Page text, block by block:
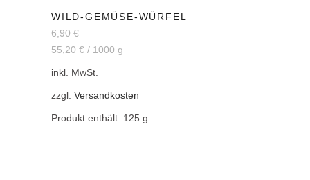
WILD-GEMÜSE-WÜRFEL
6,90 €
55,20 € / 1000 g
inkl. MwSt.
zzgl. Versandkosten
Produkt enthält: 125 g